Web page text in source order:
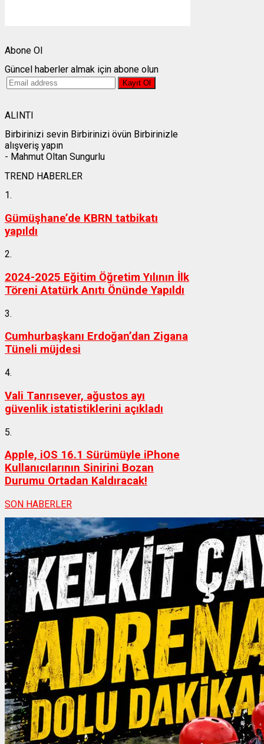
Abone Ol
Güncel haberler almak için abone olun
ALINTI
Birbirinizi sevin Birbirinizi övün Birbirinizle
alışveriş yapın
- Mahmut Oltan Sungurlu
TREND HABERLER
1.
Gümüşhane’de KBRN tatbikatı
yapıldı
2.
2024-2025 Eğitim Öğretim Yılının İlk
Töreni Atatürk Anıtı Önünde Yapıldı
3.
Cumhurbaşkanı Erdoğan’dan Zigana
Tüneli müjdesi
4.
Vali Tanrısever, ağustos ayı
güvenlik istatistiklerini açıkladı
5.
Apple, iOS 16.1 Sürümüyle iPhone
Kullanıcılarının Sinirini Bozan
Durumu Ortadan Kaldıracak!
SON HABERLER